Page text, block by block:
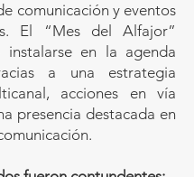
comunicación y eventos
El “Mes del Alfajor”
instalarse en la agenda
a una estrategia
acciones en vía
presencia destacada en